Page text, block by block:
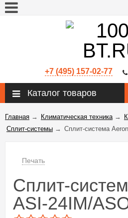
+7 (495) 157-02-77
Каталог товаров
Главная → Климатическая техника→
Сплит-системы → Сплит-система
Печать
Сплит-
ASI-24IM/